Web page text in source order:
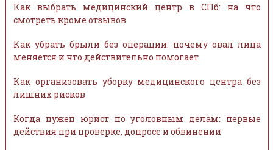
Как выбрать медицинский центр в СПб: на что
смотреть кроме отзывов
Как убрать брыли без операции: почему овал лица
меняется и что действительно помогает
Как организовать уборку медицинского центра без
лишних рисков
Когда нужен юрист по уголовным делам: первые
действия при проверке, допросе и обвинении